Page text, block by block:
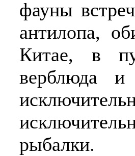
фауны
антилопа,
Китае, в
верблюда и
рыбалки.